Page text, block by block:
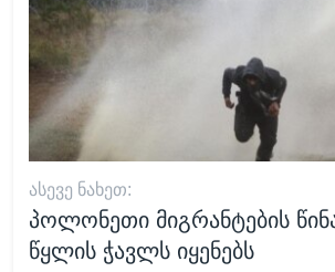
ᲐᲡᲔᲕᲔ ᲜᲐᲮᲔᲗ:
პოლონეთი მიგრანტების
წყლის ჭავლს იყენებს